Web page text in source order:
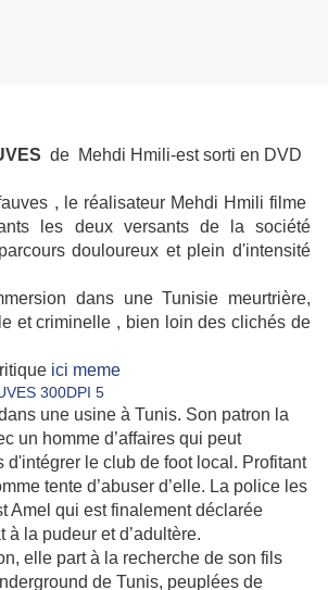
de Mehdi Hmili-est sorti en DVD
, le réalisateur Mehdi Hmili filme
les deux versants de la société
douloureux et plein d'intensité
dans une Tunisie meurtrière,
et criminelle , bien loin des clichés de
ici meme
une usine à Tunis. Son patron la
un homme d’affaires qui peut
d'intégrer le club de foot local. Profitant
tente d’abuser d’elle. La police les
Amel qui est finalement déclarée
à la pudeur et d’adultère.
elle part à la recherche de son fils
de Tunis, peuplées de